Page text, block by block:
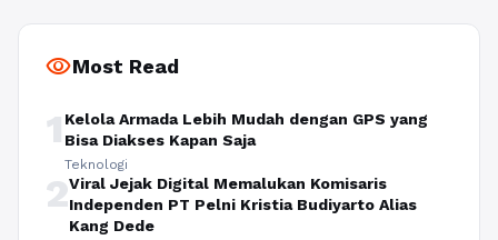
visibilityMost Read
1 Kelola Armada Lebih Mudah dengan GPS yang
Bisa Diakses Kapan Saja
Teknologi
2Viral Jejak Digital Memalukan Komisaris
Independen PT Pelni Kristia Budiyarto Alias
Kang Dede